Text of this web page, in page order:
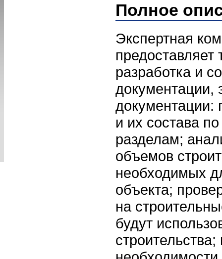
Полное
Экспертная
предоставляет
разработка и
документации,
документации:
и их состава
разделам;
объемов
необходимых
объекта;
на
будут